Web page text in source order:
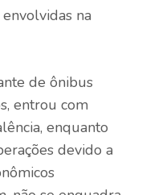
na
de ônibus
entrou com
enquanto
devido a